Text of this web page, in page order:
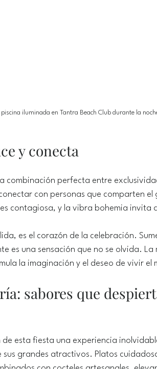
iluminada en Tantra Beach Club durante la
y conecta
combinación perfecta entre
con personas que comparten el
contagiosa, y la vibra bohemia invita
es el corazón de la celebración.
es una sensación que no se olvida. La
la imaginación y el deseo de vivir el
sabores que
de esta fiesta una experiencia
grandes atractivos. Platos